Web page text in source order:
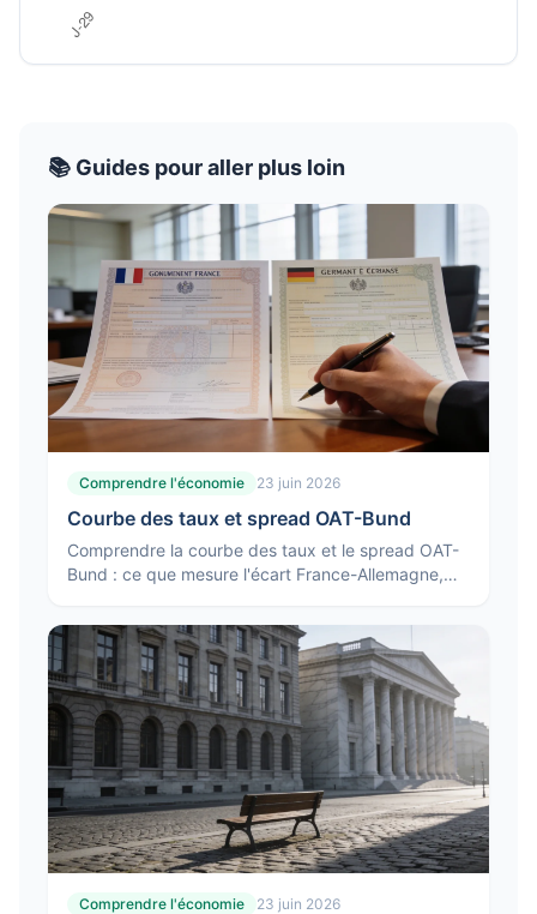
📚 Guides pour aller plus loin
Comprendre l'économie 23 juin 2026
Courbe des taux et spread OAT-Bund
Comprendre la courbe des taux et le spread OAT-
Bund : ce que mesure l'écart France-Allemagne,
signale.
Comprendre l'économie 23 juin 2026